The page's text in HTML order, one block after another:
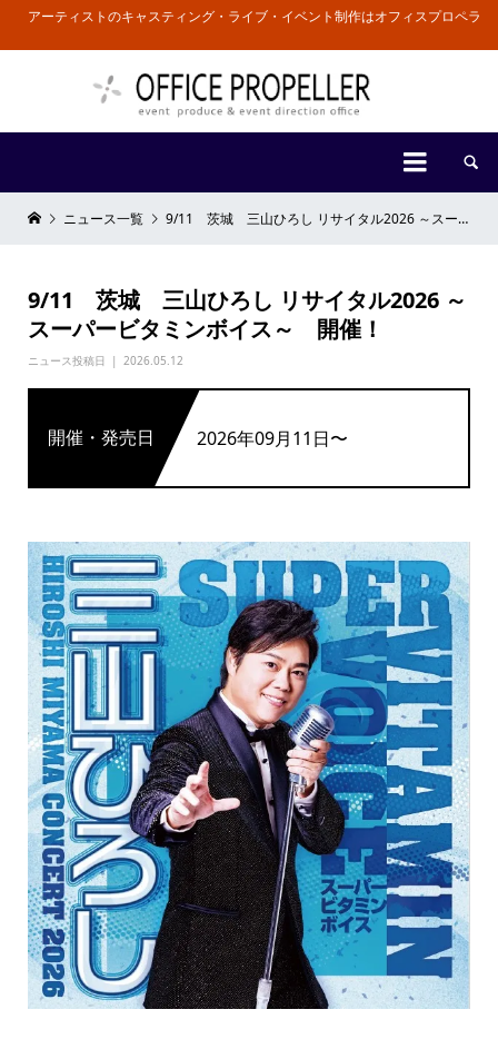
アーティストのキャスティング・ライブ・イベント制作はオフィスプロペラ
 
ニュース一覧 9/11 茨城 三山ひろし リサイタル2026 ～スーパービタミンボイス～ 開催！
9/11 茨城 三山ひろし リサイタル2026 ～
スーパービタミンボイス～ 開催！
ニュース投稿日 2026.05.12
開催・発売日 2026年09月11日〜